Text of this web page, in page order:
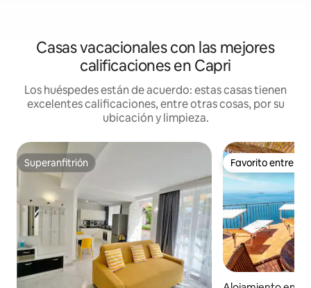
Casas vacacionales con las mejores
calificaciones en Capri
Los huéspedes están de acuerdo: estas casas tienen
excelentes calificaciones, entre otras cosas, por su
ubicación y limpieza.
Superanfitrión
Superanfitrión Favorito entre
Favorito entre